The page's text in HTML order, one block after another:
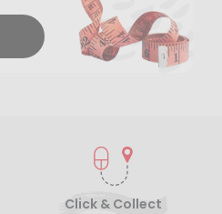
Click & Collect